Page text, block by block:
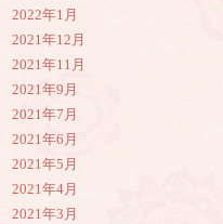
2022年1月
2021年12月
2021年11月
2021年9月
2021年7月
2021年6月
2021年5月
2021年4月
2021年3月